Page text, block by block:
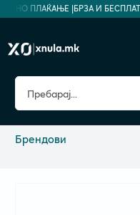
ПЛАЌАЊЕ |БРЗА И
Брендови